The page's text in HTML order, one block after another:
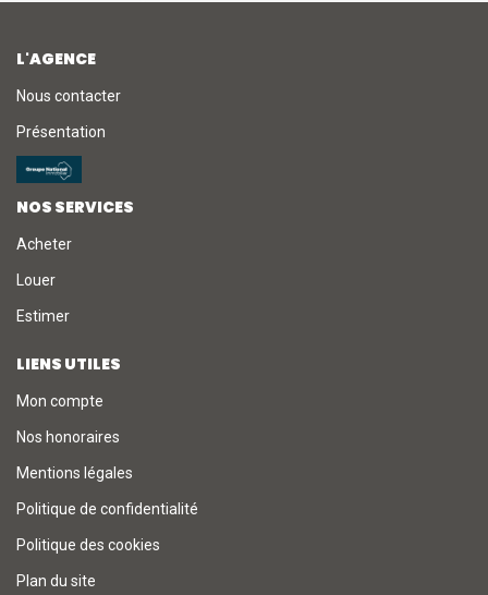
L'AGENCE
Nous contacter
Présentation
NOS SERVICES
Acheter
Louer
Estimer
LIENS UTILES
Mon compte
Nos honoraires
Mentions légales
Politique de confidentialité
Politique des cookies
Plan du site